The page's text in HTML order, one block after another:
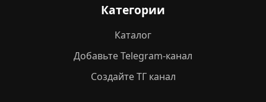
Категории
Каталог
Добавьте Telegram-канал
Создайте ТГ канал